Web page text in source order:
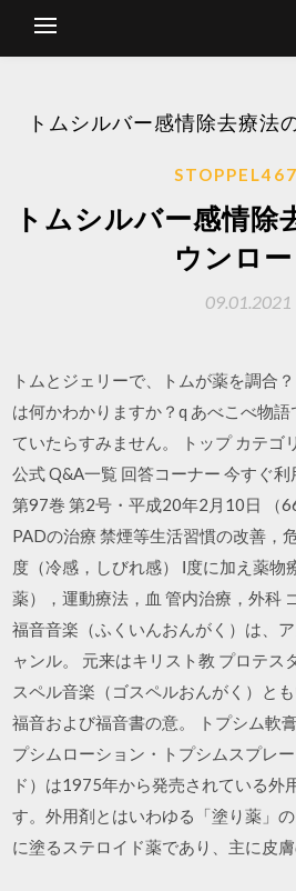
トムシルバー感情除去療法
トムシルバー感情除
ウンロ
09.01.2021
トムとジェリーで、トムが薬を調合
は何かわかりますか？q あべこべ物
ていたらすみません。 トップ カテゴ
公式 Q&A一覧 回答コーナー 今すぐ
第97巻 第2号・平成20年2月10日 （
PADの治療 禁煙等生活習慣の改善，
度（冷感，しびれ感） Ⅰ度に加え薬物
薬），運動療法，血 管内治療，外科
福音音楽（ふくいんおんがく）は、
ャンル。 元来はキリスト教 プロテス
スペル音楽（ゴスペルおんがく）と
福音および福音書の意。 トプシム軟
プシムローション・トプシムスプレ
ド）は1975年から発売されている外
す。外用剤とはいわゆる「塗り薬」
に塗るステロイド薬であり、主に皮